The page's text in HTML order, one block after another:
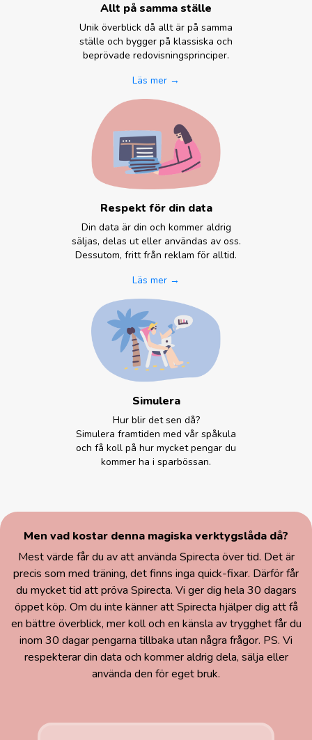
Allt på samma ställe
Unik överblick då allt är på samma
ställe och bygger på klassiska och
beprövade redovisningsprinciper.
Läs mer →
Respekt för din data
Din data är din och kommer aldrig
säljas, delas ut eller användas av oss.
Dessutom, fritt från reklam för alltid.
Läs mer →
Simulera
Hur blir det sen då?
Simulera framtiden med vår spåkula
och få koll på hur mycket pengar du
kommer ha i sparbössan.
Men vad kostar denna magiska verktygslåda då?
Mest värde får du av att använda Spirecta över tid. Det är
precis som med träning, det finns inga quick-fixar. Därför får
du mycket tid att pröva Spirecta. Vi ger dig hela 30 dagars
öppet köp. Om du inte känner att Spirecta hjälper dig att få
en bättre överblick, mer koll och en känsla av trygghet får du
inom 30 dagar pengarna tillbaka utan några frågor. PS. Vi
respekterar din data och kommer aldrig dela, sälja eller
använda den för eget bruk.